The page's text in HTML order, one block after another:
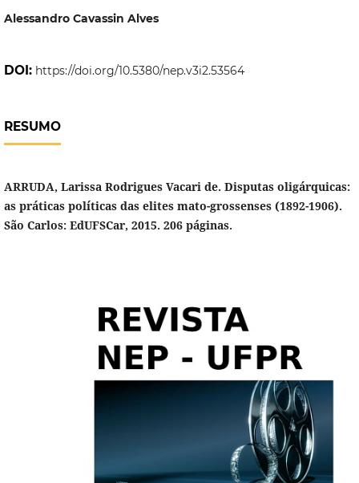
Alessandro Cavassin Alves
DOI: https://doi.org/10.5380/nep.v3i2.53564
RESUMO
ARRUDA, Larissa Rodrigues Vacari de. Disputas oligárquicas:
as práticas políticas das elites mato-grossenses (1892-1906).
São Carlos: EdUFSCar, 2015. 206 páginas.